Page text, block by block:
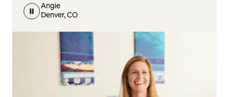
Angie
Denver, CO